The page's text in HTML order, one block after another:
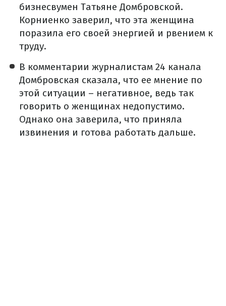
бизнесвумен Татьяне Домбровской.
Корниенко заверил, что эта женщина
поразила его своей энергией и рвением к
труду.
В комментарии журналистам 24 канала
Домбровская сказала, что ее мнение по
этой ситуации – негативное, ведь так
говорить о женщинах недопустимо.
Однако она заверила, что приняла
извинения и готова работать дальше.